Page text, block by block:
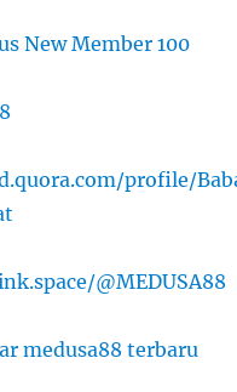
New Member 100
profile/
@MEDUSA88
medusa88 terbaru